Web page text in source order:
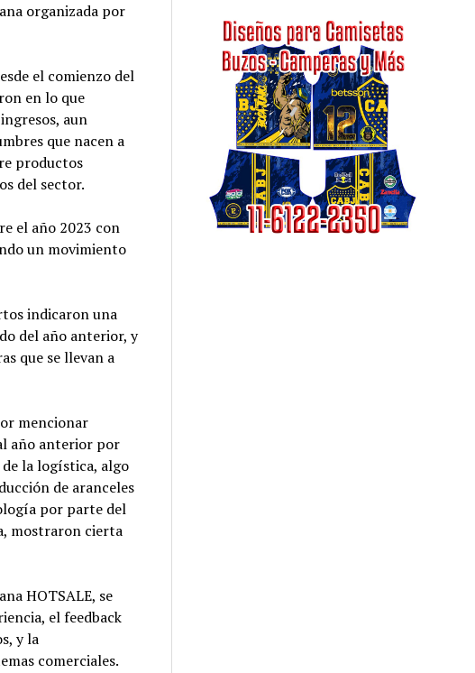
organizada por
el comienzo del
en lo que
aun
que nacen a
productos
del sector.
el año 2023 con
un movimiento
indicaron una
del año anterior, y
que se llevan a
mencionar
año anterior por
la logística, algo
de aranceles
por parte del
mostraron cierta
HOTSALE, se
el feedback
y la
comerciales.